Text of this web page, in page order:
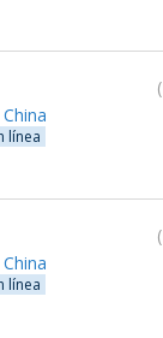
línea
línea